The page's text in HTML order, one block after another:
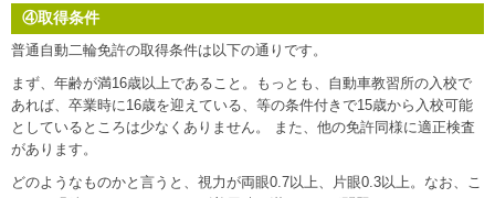
④取得条件
普通自動二輪免許の取得条件は以下の通りです。
まず、年齢が満16歳以上であること。もっとも、自動車教習所の入校で
あれば、卒業時に16歳を迎えている、等の条件付きで15歳から入校可能
としているところは少なくありません。 また、他の免許同様に適正検査
があります。
どのようなものかと言うと、視力が両眼0.7以上、片眼0.3以上。なお、こ